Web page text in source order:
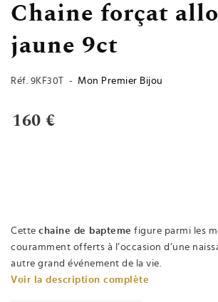
Chaine forçat
jaune 9ct
Réf. 9KF30T - Mon Premier Bijou
160 €
Cette chaine de bapteme figure parmi les
couramment offerts à l’occasion d’une
autre grand événement de la vie.
Voir la description complète